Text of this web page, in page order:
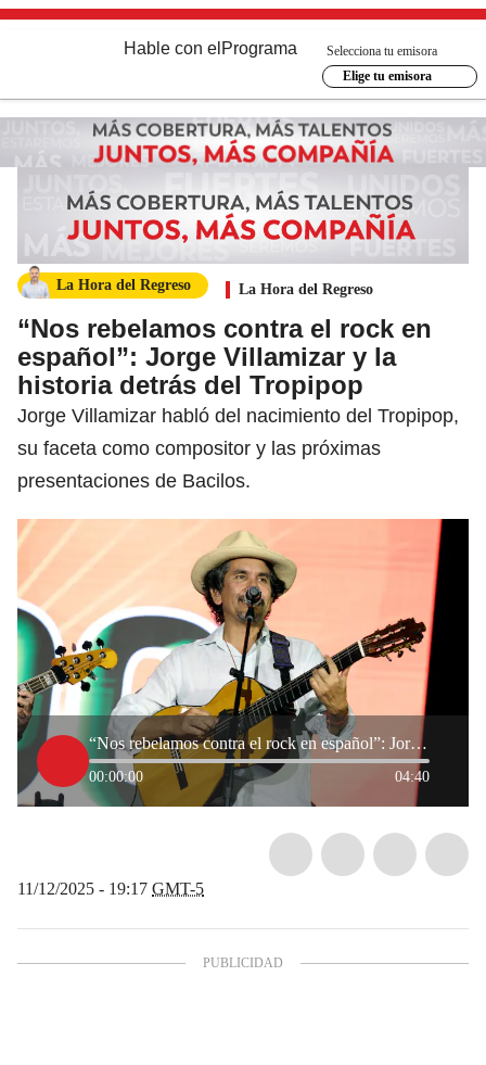
Hable con el Programa
Selecciona tu emisora
Elige tu emisora
La Hora del Regreso La Hora del Regreso
“Nos rebelamos contra el rock en
español”: Jorge Villamizar y la
historia detrás del Tropipop
Jorge Villamizar habló del nacimiento del Tropipop,
su faceta como compositor y las próximas
presentaciones de Bacilos.
“Nos rebelamos contra el rock en español”: Jorge Villamizar y la historia detrás del Tropipop
00:00:00 04:40
11/12/2025 - 19:17 GMT-5